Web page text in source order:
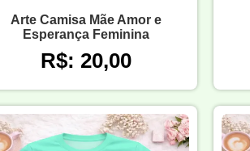
Arte Camisa Mãe Amor e
Esperança Feminina
R$: 20,00